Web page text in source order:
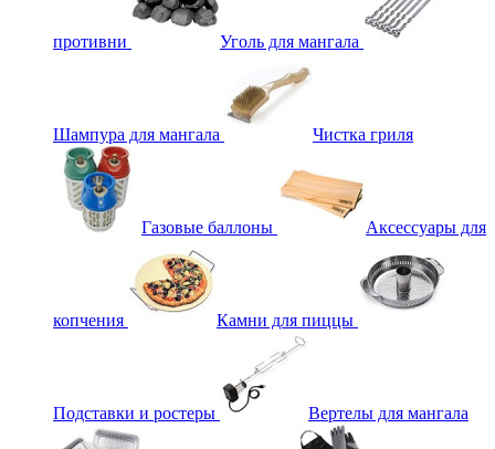
противни Уголь для мангала
Шампура для мангала Чистка гриля
Газовые баллоны Аксессуары для
копчения Камни для пиццы
Подставки и ростеры Вертелы для мангала